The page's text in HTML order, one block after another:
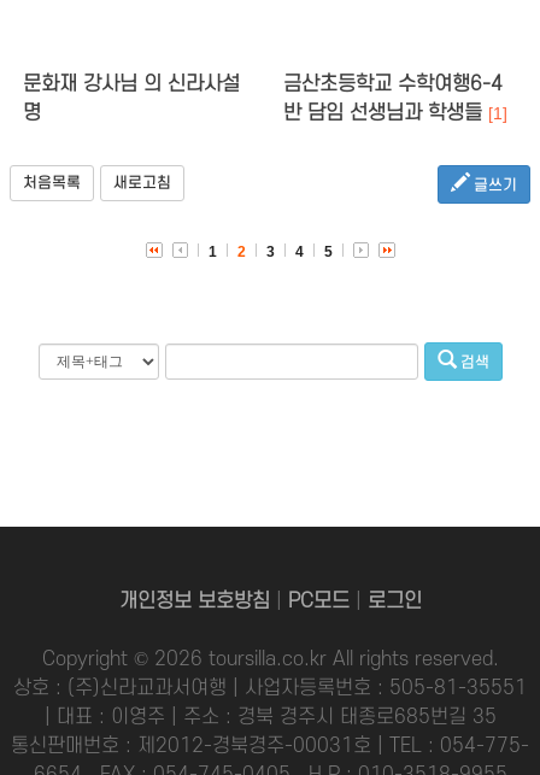
문화재 강사님 의 신라사설
명
금산초등학교 수학여행6-4
반 담임 선생님과 학생들 [1]
처음목록 새로고침 글쓰기
1 2 3 4 5
검색
개인정보 보호방침 PC모드| 로그인
Copyright © 2026 toursilla.co.kr All rights reserved.
상호 : (주)신라교과서여행 | 사업자등록번호 : 505-81-35551
| 대표 : 이영주 | 주소 : 경북 경주시 태종로685번길 35
통신판매번호 : 제2012-경북경주-00031호 | TEL : 054-775-